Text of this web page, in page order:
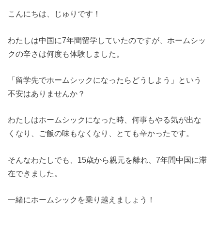
こんにちは、じゅりです！
わたしは中国に7年間留学していたのですが、ホームシッ
クの辛さは何度も体験しました。
「留学先でホームシックになったらどうしよう」という
不安はありませんか？
わたしはホームシックになった時、何事もやる気が出な
くなり、ご飯の味もなくなり、とても辛かったです。
そんなわたしでも、15歳から親元を離れ、7年間中国に滞
在できました。
一緒にホームシックを乗り越えましょう！